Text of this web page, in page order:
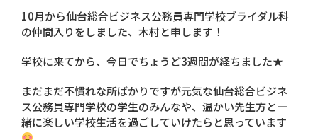
10月から仙台総合ビジネス公務員専門学校ブライダル科
の仲間入りをしました、木村と申します！
学校に来てから、今日でちょうど3週間が経ちました★
まだまだ不慣れな所ばかりですが元気な仙台総合ビジネ
ス公務員専門学校の学生のみんなや、温かい先生方と一
緒に楽しい学校生活を過ごしていけたらと思っています